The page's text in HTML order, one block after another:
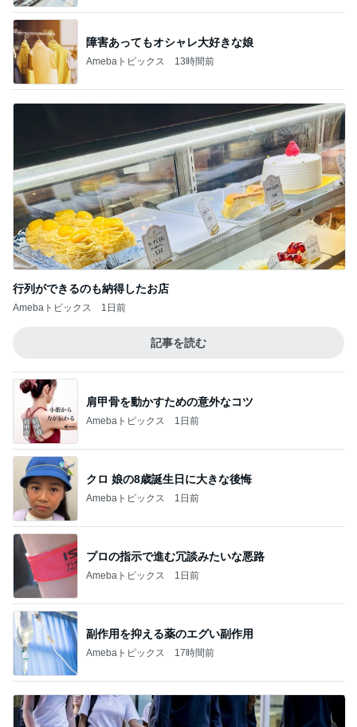
障害あってもオシャレ大好きな娘
Amebaトピックス 13時間前
行列ができるのも納得したお店
Amebaトピックス 1日前
記事を読む
肩甲骨を動かすための意外なコツ
Amebaトピックス 1日前
クロ 娘の8歳誕生日に大きな後悔
Amebaトピックス 1日前
プロの指示で進む冗談みたいな悪路
Amebaトピックス 1日前
副作用を抑える薬のエグい副作用
Amebaトピックス 17時間前